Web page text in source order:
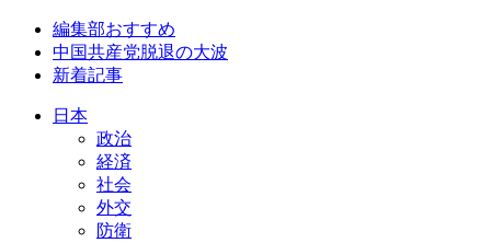
編集部おすすめ
中国共産党脱退の大波
新着記事
日本
政治
経済
社会
外交
防衛